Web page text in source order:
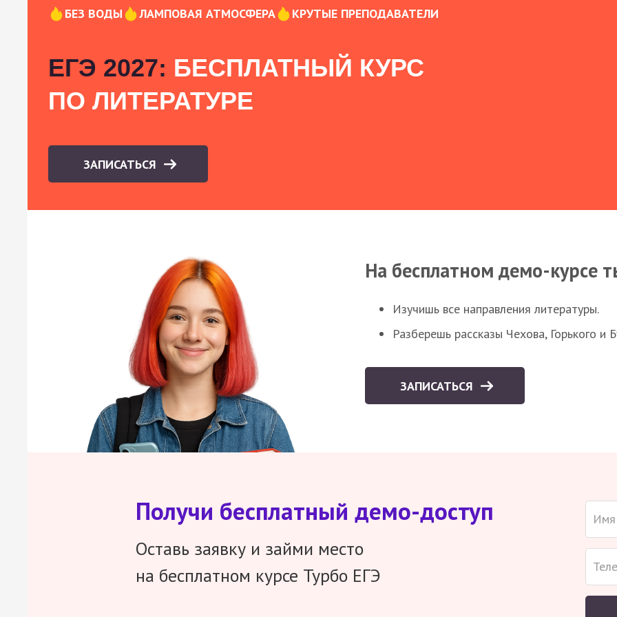
БЕЗ ВОДЫ ЛАМПОВАЯ АТМОСФЕРА КРУТЫЕ ПРЕПОДАВАТЕЛИ
ЕГЭ 2027: БЕСПЛАТНЫЙ КУРС
ПО ЛИТЕРАТУРЕ
ЗАПИСАТЬСЯ
На бесплатном демо-курсе
Изучишь все направления литературы.
Разберешь рассказы Чехова, Горького и
ЗАПИСАТЬСЯ
Получи бесплатный демо-доступ
Оставь заявку и займи место
на бесплатном курсе Турбо ЕГЭ